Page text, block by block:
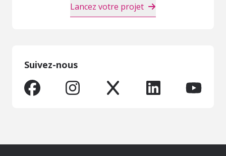
Lancez votre projet
Suivez-nous